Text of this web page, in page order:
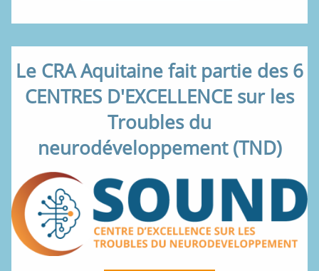
Le CRA Aquitaine fait partie des 6
CENTRES D'EXCELLENCE sur les
Troubles du
neurodéveloppement (TND)